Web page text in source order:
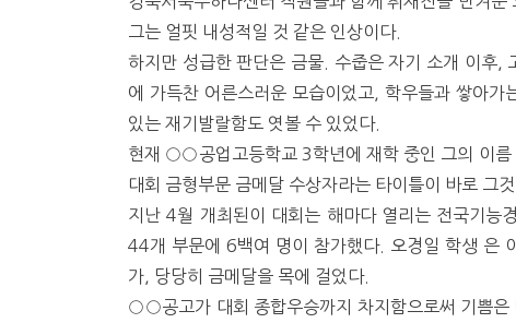
그는 얼핏 내성적일 것 같은 인상이다.
하지만 성급한 판단은 금물. 수줍은 자기 소개 이후,
에 가득찬 어른스러운 모습이었고, 학우들과 쌓아
있는 재기발랄함도 엿볼 수 있었다.
현재 ○○공업고등학교 3학년에 재학 중인 그의 이름
대회 금형부문 금메달 수상자라는 타이틀이 바로 그것
지난 4월 개최된이 대회는 해마다 열리는 전국기능
44개 부문에 6백여 명이 참가했다. 오경일 학생 은
가, 당당히 금메달을 목에 걸었다.
○○공고가 대회 종합우승까지 차지함으로써 기쁨은